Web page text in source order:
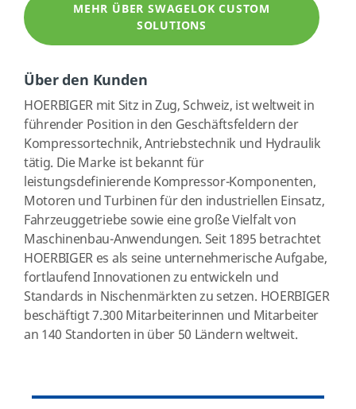
MEHR ÜBER SWAGELOK CUSTOM
SOLUTIONS
Über den Kunden
HOERBIGER mit Sitz in Zug, Schweiz, ist weltweit in
führender Position in den Geschäftsfeldern der
Kompressortechnik, Antriebstechnik und Hydraulik
tätig. Die Marke ist bekannt für
leistungsdefinierende Kompressor-Komponenten,
Motoren und Turbinen für den industriellen Einsatz,
Fahrzeuggetriebe sowie eine große Vielfalt von
Maschinenbau-Anwendungen. Seit 1895 betrachtet
HOERBIGER es als seine unternehmerische Aufgabe,
fortlaufend Innovationen zu entwickeln und
Standards in Nischenmärkten zu setzen. HOERBIGER
beschäftigt 7.300 Mitarbeiterinnen und Mitarbeiter
an 140 Standorten in über 50 Ländern weltweit.